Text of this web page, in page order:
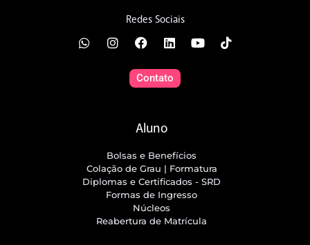
Redes Sociais
Contato
Aluno
Bolsas e Benefícios
Colação de Grau | Formatura
Diplomas e Certificados - SRD
Formas de Ingresso
Núcleos
Reabertura de Matrícula